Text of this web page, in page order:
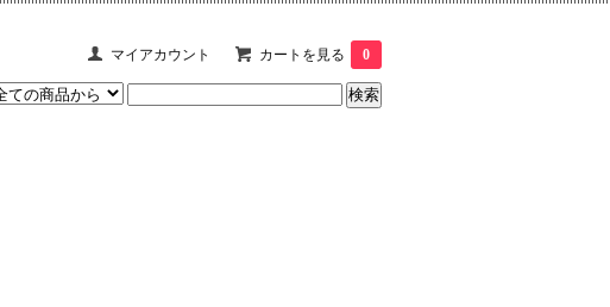
マイアカウント カートを見る 0